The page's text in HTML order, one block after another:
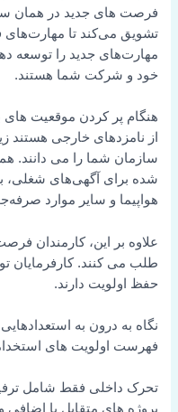
فرصت های جدید در همان
تشویق می‌کند تا مهارت‌های
مهارت‌های جدید را توسعه
خود و شرکت شما هستند.
هنگام پر کردن موقعیت های
از نامزدهای خارجی هستند
سازمان شما را می دانند.
شده برای آگهی‌های شغلی،
هواپیما و سایر موارد
علاوه بر این، کارمندان
طلب می کنند. کارفرمایان
حفظ اولویت دارند.
نگاه به درون به
فهرست اولویت های
تحرک داخلی فقط شامل
پروژه های متقابل یا